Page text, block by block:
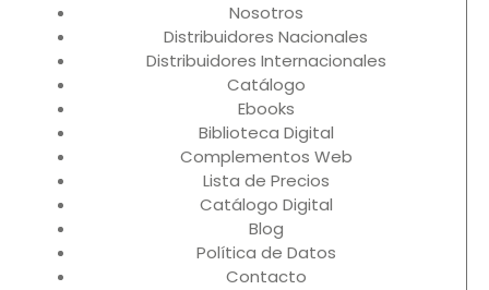
Nosotros
Distribuidores Nacionales
Distribuidores Internacionales
Catálogo
Ebooks
Biblioteca Digital
Complementos Web
Lista de Precios
Catálogo Digital
Blog
Política de Datos
Contacto